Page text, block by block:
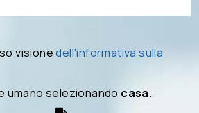
visionedell'informativa sulla
umano selezionando casa.